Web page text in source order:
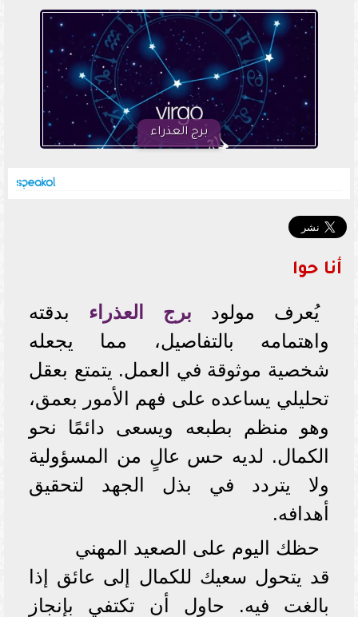
برج العذراء
أنا حوا
يُعرف مولود برج العذراء بدقته
واهتمامه بالتفاصيل، مما يجعله
شخصية موثوقة في العمل. يتمتع بعقل
تحليلي يساعده على فهم الأمور بعمق،
وهو منظم بطبعه ويسعى دائمًا نحو
الكمال. لديه حس عالٍ من المسؤولية
ولا يتردد في بذل الجهد لتحقيق
أهدافه.
حظك اليوم على الصعيد المهني
قد يتحول سعيك للكمال إلى عائق إذا
بالغت فيه. حاول أن تكتفي بإنجاز